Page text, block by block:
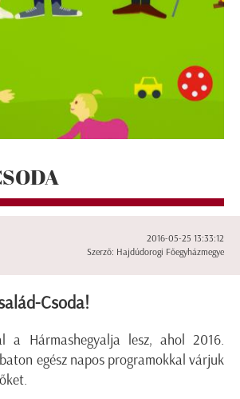
2016-05-25 13:33:12
Szerző: Hajdúdorogi Főegyházmegye
Csoda!
a Hármashegyalja lesz, ahol 2016.
egész napos programokkal várjuk